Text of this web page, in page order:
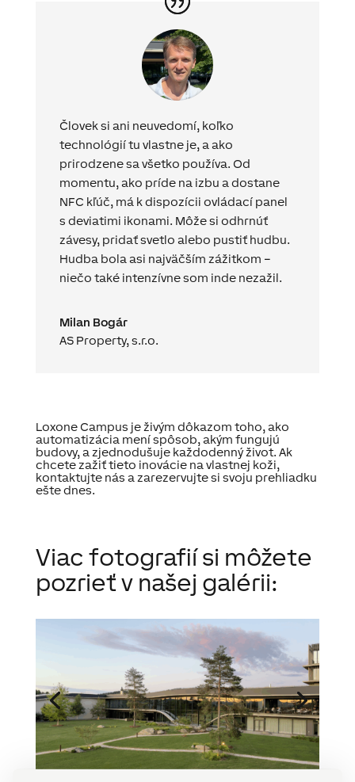
Človek si ani neuvedomí, koľko
technológií tu vlastne je, a ako
prirodzene sa všetko používa. Od
momentu, ako príde na izbu a dostane
NFC kľúč, má k dispozícii ovládací panel
s deviatimi ikonami. Môže si odhrnúť
závesy, pridať svetlo alebo pustiť hudbu.
Hudba bola asi najväčším zážitkom –
niečo také intenzívne som inde nezažil.
Milan Bogár
AS Property, s.r.o.
Loxone Campus je živým dôkazom toho, ako
automatizácia mení spôsob, akým fungujú
budovy, a zjednodušuje každodenný život. Ak
chcete zažiť tieto inovácie na vlastnej koži,
kontaktujte nás a zarezervujte si svoju prehliadku
ešte dnes.
Viac fotografií si môžete
pozrieť v našej galérii: